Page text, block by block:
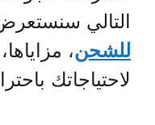
التالي
للشحن،
لاحتياجاتك